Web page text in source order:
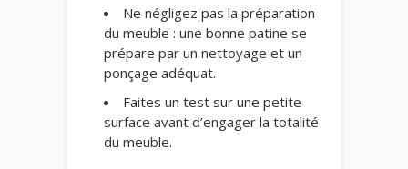
Ne négligez pas la préparation
du meuble : une bonne patine se
prépare par un nettoyage et un
ponçage adéquat.
Faites un test sur une petite
surface avant d’engager la totalité
du meuble.